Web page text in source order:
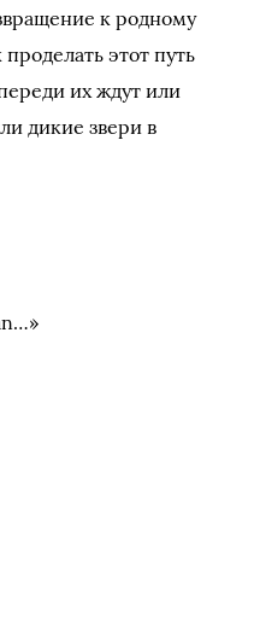
к родному
этот путь
их ждут или
дикие звери в